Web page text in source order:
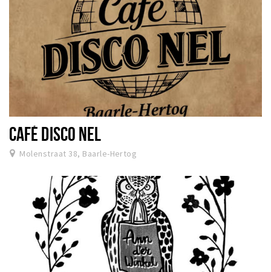
CAFÉ DISCO NEL
Molenstraat 38, Baarle-Hertog